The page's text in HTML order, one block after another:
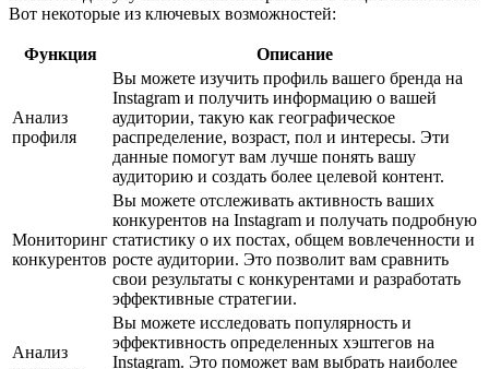
Вот некоторые из ключевых возможностей:
Функция Описание
Анализ
профиля
Вы можете изучить профиль вашего бренда на
Instagram и получить информацию о вашей
аудитории, такую как географическое
распределение, возраст, пол и интересы. Эти
данные помогут вам лучше понять вашу
аудиторию и создать более целевой контент.
Мониторинг
конкурентов
Вы можете отслеживать активность ваших
конкурентов на Instagram и получать подробную
статистику о их постах, общем вовлеченности и
росте аудитории. Это позволит вам сравнить
свои результаты с конкурентами и разработать
эффективные стратегии.
Анализ
Вы можете исследовать популярность и
эффективность определенных хэштегов на
Instagram. Это поможет вам выбрать наиболее